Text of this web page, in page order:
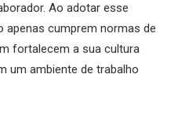
Ao adotar esse
apenas cumprem normas de
fortalecem a sua cultura
um ambiente de trabalho